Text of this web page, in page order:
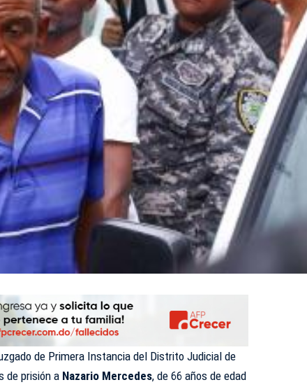
de Primera Instancia del Distrito Judicial de
de prisión a Nazario Mercedes, de 66 años de edad